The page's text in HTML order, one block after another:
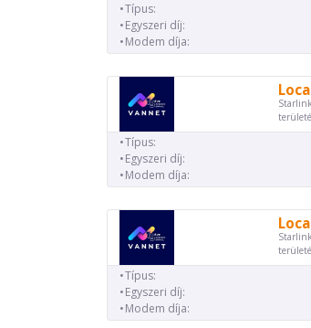
Típus:
Egyszeri díj:
Modem díja:
Típus:
Egyszeri díj:
Modem díja:
Típus:
Egyszeri díj:
Modem díja: